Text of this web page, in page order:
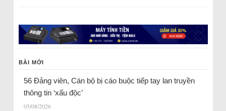
BÀI MỚI
56 Đảng viên, Cán bộ bị cáo buộc tiếp tay lan truyền
thông tin ‘xấu độc’
05/08/2026